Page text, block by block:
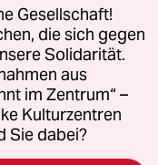
Gesellschaft!
die sich gegen
Solidarität.
aus
im Zentrum“ –
Kulturzentren
Sie dabei?